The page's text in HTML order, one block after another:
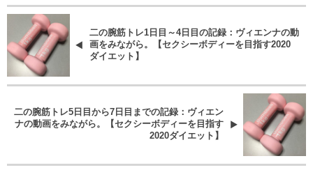
二の腕筋トレ1日目～4日目の記録：ヴィエンナの動
画をみながら。【セクシーボディーを目指す2020
ダイエット】
二の腕筋トレ5日目から7日目までの記録：ヴィエン
ナの動画をみながら。【セクシーボディーを目指す
2020ダイエット】